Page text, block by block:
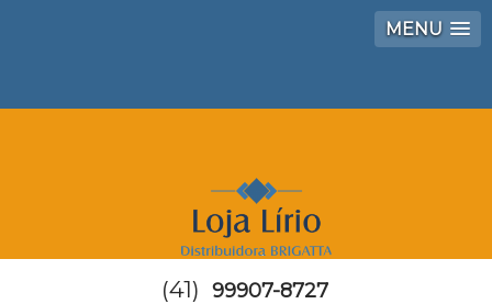
MENU
(41) 99907-8727